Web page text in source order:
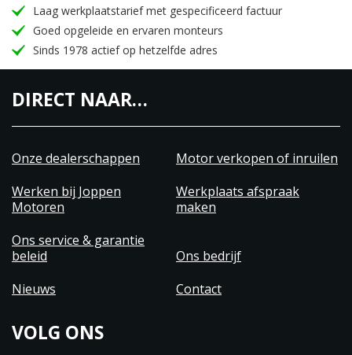
Laag werkplaatstarief met gespecificeerd factuur
Goed opgeleide en ervaren monteurs
Sinds 1978 actief op hetzelfde adres
DIRECT NAAR…
Onze dealerschappen
Motor verkopen of inruilen
Werken bij Joppen
Motoren
Werkplaats afspraak
maken
Ons service & garantie
beleid
Ons bedrijf
Nieuws
Contact
VOLG ONS